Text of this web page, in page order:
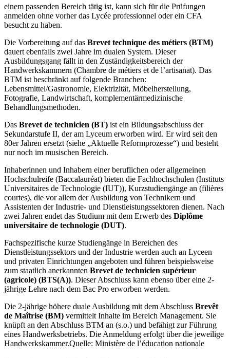
einem passenden Bereich tätig ist, kann sich für die Prüfungen
anmelden ohne vorher das Lycée professionnel oder ein CFA
besucht zu haben.
Die Vorbereitung auf das Brevet technique des métiers (BTM)
dauert ebenfalls zwei Jahre im dualen System. Dieser
Ausbildungsgang fällt in den Zuständigkeitsbereich der
Handwerkskammern (Chambre de métiers et de l’artisanat). Das
BTM ist beschränkt auf folgende Branchen:
Lebensmittel/Gastronomie, Elektrizität, Möbelherstellung,
Fotografie, Landwirtschaft, komplementärmedizinische
Behandlungsmethoden.
Das Brevet de technicien (BT) ist ein Bildungsabschluss der
Sekundarstufe II, der am Lyceum erworben wird. Er wird seit den
80er Jahren ersetzt (siehe „Aktuelle Reformprozesse“) und besteht
nur noch im musischen Bereich.
Inhaberinnen und Inhabern einer beruflichen oder allgemeinen
Hochschulreife (Baccalauréat) bieten die Fachhochschulen (Instituts
Universitaires de Technologie (IUT)), Kurzstudiengänge an (filières
courtes), die vor allem der Ausbildung von Technikern und
Assistenten der Industrie- und Dienstleistungssektoren dienen. Nach
zwei Jahren endet das Studium mit dem Erwerb des Diplôme
universitaire de technologie (DUT).
Fachspezifische kurze Studiengänge in Bereichen des
Dienstleistungssektors und der Industrie werden auch an Lyceen
und privaten Einrichtungen angeboten und führen beispielsweise
zum staatlich anerkannten Brevet de technicien supérieur
(agricole) (BTS(A)). Dieser Abschluss kann ebenso über eine 2-
jährige Lehre nach dem Bac Pro erworben werden.
Die 2-jährige höhere duale Ausbildung mit dem Abschluss Brevêt
de Maîtrise (BM) vermittelt Inhalte im Bereich Management. Sie
knüpft an den Abschluss BTM an (s.o.) und befähigt zur Führung
eines Handwerksbetriebs. Die Anmeldung erfolgt über die jeweilige
Handwerkskammer.Quelle: Ministère de l’éducation nationale